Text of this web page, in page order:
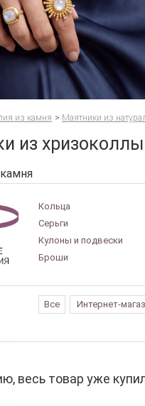
из камня > Маятники из
из хризоколлы
Кольца
Серьги
Кулоны и подвески
Броши
Все Интернет-
весь товар уже